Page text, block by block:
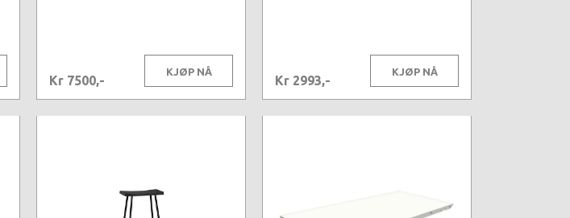
Kr 7500,-
KJØP NÅ
Kr 2993,-
KJØP NÅ